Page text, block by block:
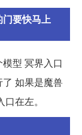
要快马上
型 冥界入口
如果是魔兽
在左。